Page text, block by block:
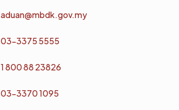
aduan@mbdk.gov.my
03-3375 5555
1 800 88 23826
03-3370 1095